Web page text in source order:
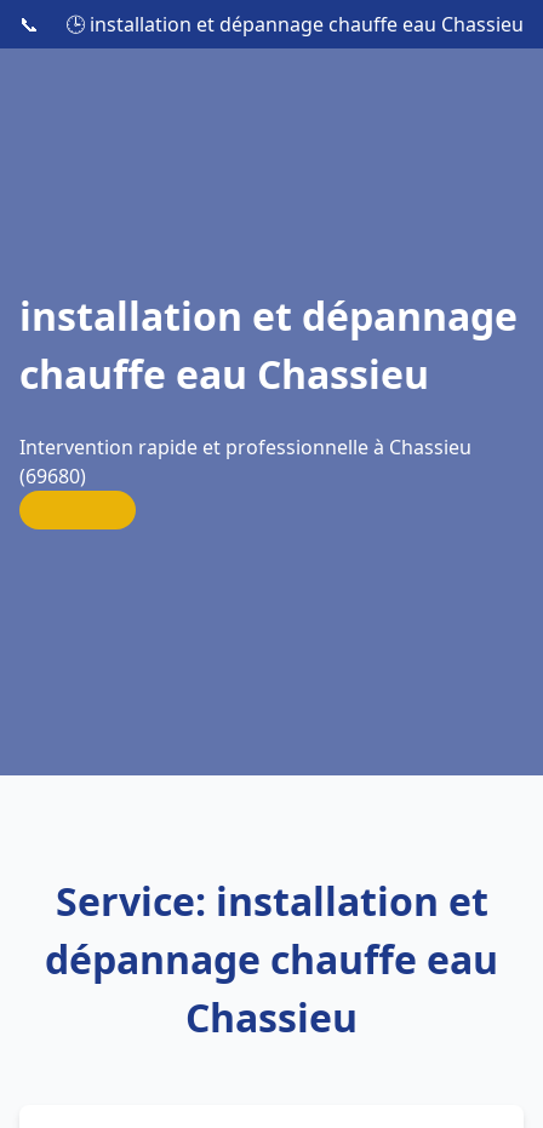
📞 🕒 installation et dépannage chauffe eau Chassieu
installation et dépannage
chauffe eau Chassieu
Intervention rapide et professionnelle à Chassieu
(69680)
Service: installation et
dépannage chauffe eau
Chassieu